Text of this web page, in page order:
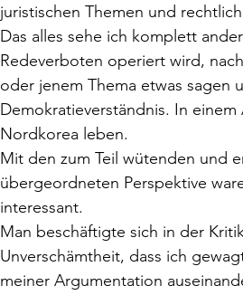
juristischen Themen und
Das alles sehe ich komplett
Redeverboten operiert wird,
oder jenem Thema etwas sagen
Demokratieverständnis. In
Nordkorea leben.
Mit den zum Teil wütenden und
übergeordneten Perspektive
interessant.
Man beschäftigte sich in der
Unverschämtheit, dass ich
meiner Argumentation